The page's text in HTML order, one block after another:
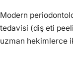
Modern
tedavisi (diş eti
uzman hekimlerce